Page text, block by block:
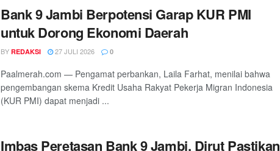
Bank 9 Jambi Berpotensi Garap KUR PMI
untuk Dorong Ekonomi Daerah
BY REDAKSI 27 JULI 2026 0
Paalmerah.com — Pengamat perbankan, Laila Farhat, menilai bahwa
pengembangan skema Kredit Usaha Rakyat Pekerja Migran Indonesia
(KUR PMI) dapat menjadi ...
Imbas Peretasan Bank 9 Jambi, Dirut Pastikan